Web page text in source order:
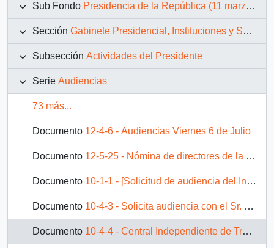
Sub Fondo Presidencia de la República (11 marzo 1990 – 11 marzo 1994)
Sección Gabinete Presidencial, Instituciones y Servicios
Subsección Actividades del Presidente
Serie Audiencias
73 más...
Documento 12-4-6 - Audiencias Viernes 6 de Julio
Documento 12-5-25 - Nómina de directores de la junta nacional de cuerpo de bomberos de Chile
Documento 10-1-1 - [Solicitud de audiencia del Instituto de Ingenieros de Chile]
Documento 10-4-3 - Solicita audiencia con el Sr. Presidente de la República
Documento 10-4-4 - Central Independiente de Trabajadores